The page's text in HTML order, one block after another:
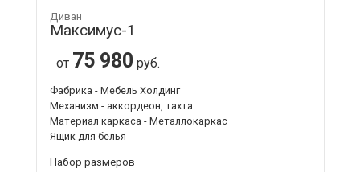
Диван
Максимус-1
от 75 980 руб.
Фабрика - Мебель Холдинг
Механизм - аккордеон, тахта
Материал каркаса - Металлокаркас
Ящик для белья
Набор размеров